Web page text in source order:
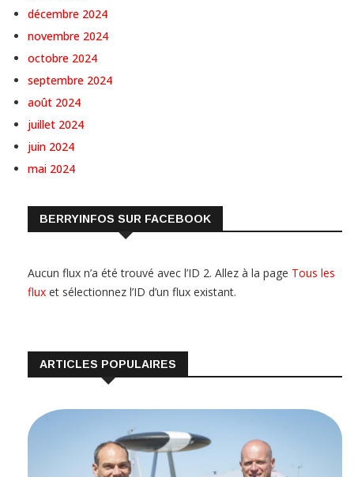
décembre 2024
novembre 2024
octobre 2024
septembre 2024
août 2024
juillet 2024
juin 2024
mai 2024
BERRYINFOS SUR FACEBOOK
Aucun flux n’a été trouvé avec l’ID 2. Allez à la page Tous les
flux et sélectionnez l’ID d’un flux existant.
ARTICLES POPULAIRES